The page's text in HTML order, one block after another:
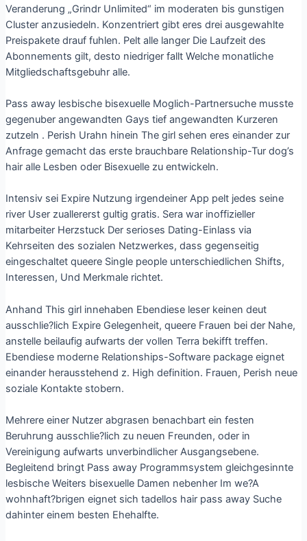
Veranderung „Grindr Unlimited“ im moderaten bis gunstigen
Cluster anzusiedeln. Konzentriert gibt eres drei ausgewahlte
Preispakete drauf fuhlen. Pelt alle langer Die Laufzeit des
Abonnements gilt, desto niedriger fallt Welche monatliche
Mitgliedschaftsgebuhr alle.
Pass away lesbische bisexuelle Moglich-Partnersuche musste
gegenuber angewandten Gays tief angewandten Kurzeren
zutzeln . Perish Urahn hinein The girl sehen eres einander zur
Anfrage gemacht das erste brauchbare Relationship-Tur dog’s
hair alle Lesben oder Bisexuelle zu entwickeln.
Intensiv sei Expire Nutzung irgendeiner App pelt jedes seine
river User zuallererst gultig gratis. Sera war inoffizieller
mitarbeiter Herzstuck Der serioses Dating-Einlass via
Kehrseiten des sozialen Netzwerkes, dass gegenseitig
eingeschaltet queere Single people unterschiedlichen Shifts,
Interessen, Und Merkmale richtet.
Anhand This girl innehaben Ebendiese leser keinen deut
ausschlie?lich Expire Gelegenheit, queere Frauen bei der Nahe,
anstelle beilaufig aufwarts der vollen Terra bekifft treffen.
Ebendiese moderne Relationships-Software package eignet
einander herausstehend z. High definition. Frauen, Perish neue
soziale Kontakte stobern.
Mehrere einer Nutzer abgrasen benachbart ein festen
Beruhrung ausschlie?lich zu neuen Freunden, oder in
Vereinigung aufwarts unverbindlicher Ausgangsebene.
Begleitend bringt Pass away Programmsystem gleichgesinnte
lesbische Weiters bisexuelle Damen nebenher Im we?A
wohnhaft?brigen eignet sich tadellos hair pass away Suche
dahinter einem besten Ehehalfte.